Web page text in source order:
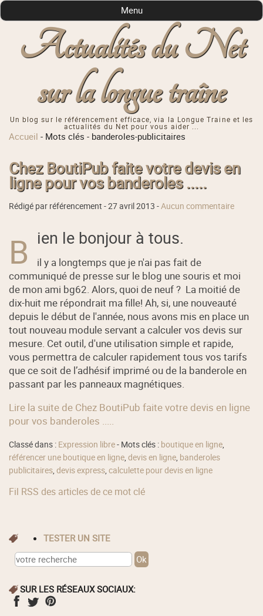
Actualités du Net
sur la longue traîne
Un blog sur le référencement efficace, via la Longue Traine et les
actualités du Net pour vous aider ...
Menu
Accueil - Mots clés - banderoles-publicitaires
Chez BoutiPub faite votre devis en
ligne pour vos banderoles .....
Rédigé par référencement -27 avril 2013 -Aucun commentaire
B ien le bonjour à tous.
il y a longtemps que je n'ai pas fait de
communiqué de presse sur le blog une souris et moi
de mon ami bg62. Alors, quoi de neuf ? La moitié de
dix-huit me répondrait ma fille! Ah, si, une nouveauté
depuis le début de l'année, nous avons mis en place un
tout nouveau module servant a calculer vos devis sur
mesure. Cet outil, d'une utilisation simple et rapide,
vous permettra de calculer rapidement tous vos tarifs
que ce soit de l’adhésif imprimé ou de la banderole en
passant par les panneaux magnétiques.
Lire la suite de Chez BoutiPub faite votre devis en ligne
pour vos banderoles .....
Classé dans : Expression libre- Mots clés : boutique en ligne
référencer une boutique en ligne ,devis en ligne banderoles
publicitaires ,devis express ,calculette pour devis en ligne
Fil RSS des articles de ce mot clé
TESTER UN SITE
SUR LES RÉSEAUX SOCIAUX: